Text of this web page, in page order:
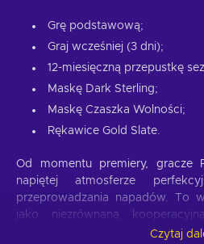
Grę podstawową;
Graj wcześniej (3 dni);
12-miesięczną przepustkę
Maskę Dark Sterling;
Maskę Czaszka Wolności;
Rękawice Gold Slate.
Od momentu premiery, gracze
napiętej atmosferze
przeprowadzania napadów. To
jako niezrównaną
intensywną akcją. Przygotuj się
Czytaj